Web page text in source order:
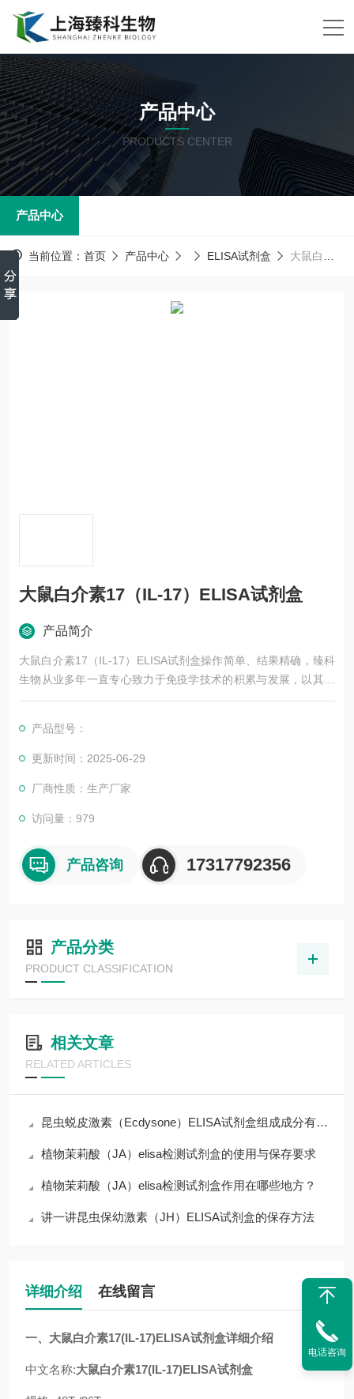
产品中心
PRODUCTS CENTER
产品中心
当前位置： 首页 产品中心 ELISA试剂盒 大鼠白介素17（IL-17）ELISA试剂盒
大鼠白介素17（IL-17）ELISA试剂盒
产品简介
大鼠白介素17（IL-17）ELISA试剂盒操作简单、结果精确，臻科
生物从业多年一直专心致力于免疫学技术的积累与发展，以其优
质的产品质量与专业的技术服务，赢得业内广大人士的认可。我
系，共同努力合作共赢。
产品型号：
更新时间：2025-06-29
厂商性质：生产厂家
访问量：979
产品咨询 17317792356
产品分类
PRODUCT CLASSIFICATION
相关文章
RELATED ARTICLES
昆虫蜕皮激素（Ecdysone）ELISA试剂盒组成成分有哪些？
植物茉莉酸（JA）elisa检测试剂盒的使用与保存要求
植物茉莉酸（JA）elisa检测试剂盒作用在哪些地方？
讲一讲昆虫保幼激素（JH）ELISA试剂盒的保存方法
详细介绍 在线留言
一、 大鼠白介素17(IL-17)ELISA试剂盒详细介绍
中文名称:大鼠白介素17(IL-17)ELISA试剂盒
电话咨询